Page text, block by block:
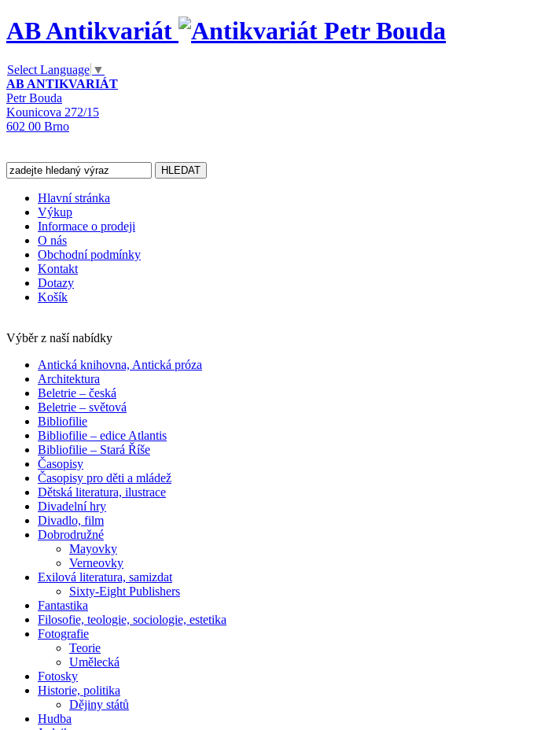
AB Antikvariát
Select Language ▼
AB ANTIKVARIÁT
Petr Bouda
Kounicova 272/15
602 00 Brno
Hlavní stránka
Výkup
Informace o prodeji
O nás
Obchodní podmínky
Kontakt
Dotazy
Košík
Výběr z naší nabídky
Antická knihovna, Antická próza
Architektura
Beletrie – česká
Beletrie – světová
Bibliofilie
Bibliofilie – edice Atlantis
Bibliofilie – Stará Říše
Časopisy
Časopisy pro děti a mládež
Dětská literatura, ilustrace
Divadelní hry
Divadlo, film
Dobrodružné
Mayovky
Verneovky
Exilová literatura, samizdat
Sixty-Eight Publishers
Fantastika
Filosofie, teologie, sociologie, estetika
Fotografie
Teorie
Umělecká
Fotosky
Historie, politika
Dějiny států
Hudba